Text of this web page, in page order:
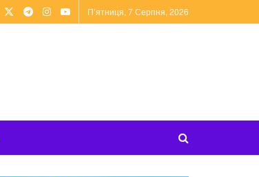
П’ятниця, 7 Серпня, 2026